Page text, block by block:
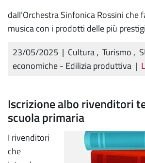
dall’Orchestra Sinfonica Rossini che
musica con i prodotti delle più
23/05/2025 | Cultura, Turismo ,
economiche - Edilizia produttiva |
Iscrizione albo rivenditori
scuola primaria
I rivenditori
che